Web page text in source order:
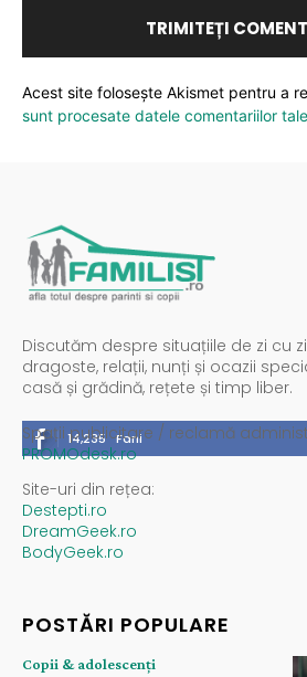
Acest site folosește Akismet pentru a
sunt procesate datele comentariilor tale
Discutăm despre situațiile de zi cu
dragoste, relații, nunți și ocazii
casă și grădină, rețete și timp liber.
14,235 Fani
Spații publicitare / reclamă
PROMOdesk.ro
Site-uri din rețea:
Destepti.ro
DreamGeek.ro
BodyGeek.ro
POSTĂRI POPULARE
Copii & adolescenți